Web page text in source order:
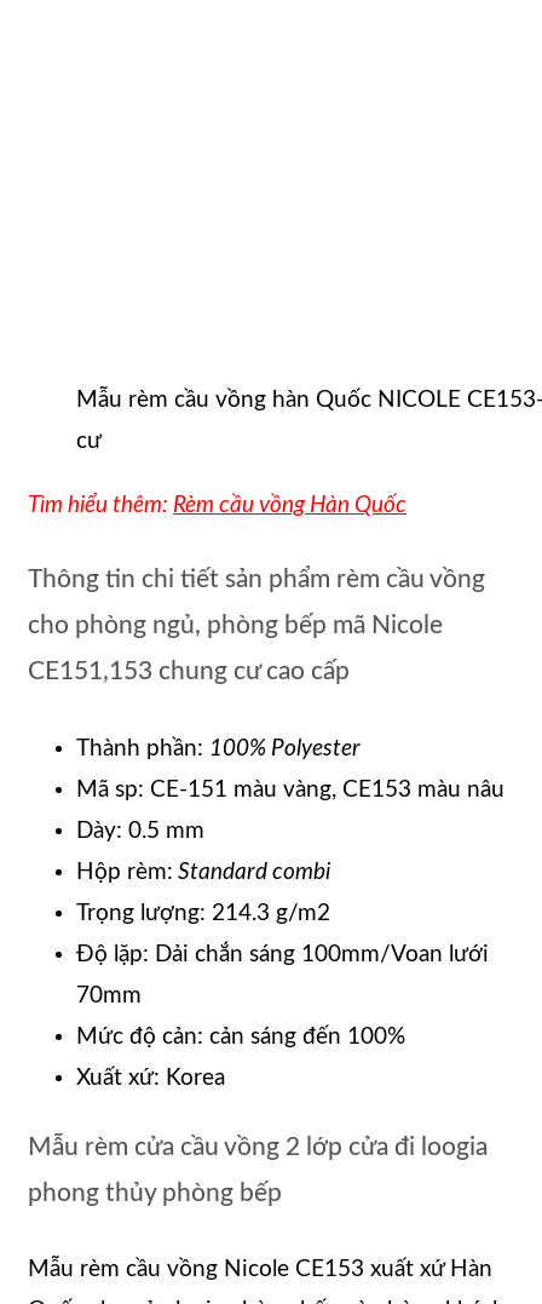
Mẫu rèm cầu vồng hàn Quốc NICOLE
cư
Tìm hiểu thêm: Rèm cầu vồng Hàn Quốc
Thông tin chi tiết sản phẩm rèm cầu vồng
cho phòng ngủ, phòng bếp mã Nicole
CE151,153 chung cư cao cấp
Thành phần: 100% Polyester
Mã sp: CE-151 màu vàng, CE153 màu nâu
Dày: 0.5 mm
Hộp rèm: Standard combi
Trọng lượng: 214.3 g/m2
Độ lặp: Dải chắn sáng 100mm/Voan lưới
70mm
Mức độ cản: cản sáng đến 100%
Xuất xứ: Korea
Mẫu rèm cửa cầu vồng 2 lớp cửa đi loogia
phong thủy phòng bếp
Mẫu rèm cầu vồng Nicole CE153 xuất xứ Hàn